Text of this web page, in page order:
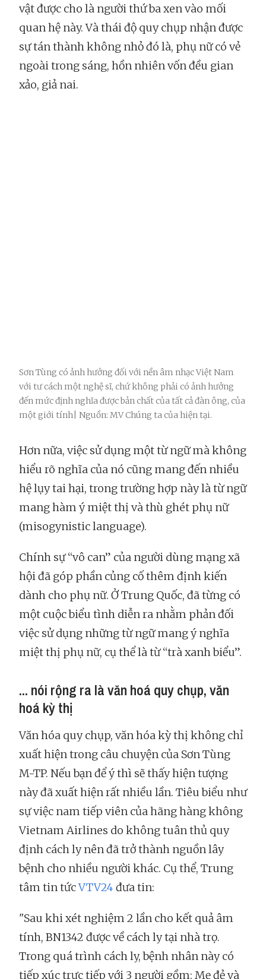
vật được cho là người thứ ba xen vào mối
quan hệ này. Và thái độ quy chụp nhận được
sự tán thành không nhỏ đó là, phụ nữ có vẻ
ngoài trong sáng, hồn nhiên vốn đều gian
xảo, giả nai.
Sơn Tùng có ảnh hưởng đối với nền âm nhạc Việt Nam
với tư cách một nghệ sĩ, chứ không phải có ảnh hưởng
đến mức định nghĩa được bản chất của tất cả đàn ông, của
một giới tính| Nguồn: MV Chúng ta của hiện tại.
Hơn nữa, việc sử dụng một từ ngữ mà không
hiểu rõ nghĩa của nó cũng mang đến nhiều
hệ lụy tai hại, trong trường hợp này là từ ngữ
mang hàm ý miệt thị và thù ghét phụ nữ
(misogynistic language).
Chính sự “vô can” của người dùng mạng xã
hội đã góp phần củng cố thêm định kiến
dành cho phụ nữ. Ở Trung Quốc, đã từng có
một cuộc biểu tình diễn ra nhằm phản đối
việc sử dụng những từ ngữ mang ý nghĩa
miệt thị phụ nữ, cụ thể là từ “trà xanh biểu”.
... nói rộng ra là văn hoá quy chụp, văn
hoá kỳ thị
Văn hóa quy chụp, văn hóa kỳ thị không chỉ
xuất hiện trong câu chuyện của Sơn Tùng
M-TP. Nếu bạn để ý thì sẽ thấy hiện tượng
này đã xuất hiện rất nhiều lần. Tiêu biểu như
sự việc nam tiếp viên của hãng hàng không
Vietnam Airlines do không tuân thủ quy
định cách ly nên đã trở thành nguồn lây
bệnh cho nhiều người khác. Cụ thể, Trung
tâm tin tứcVTV24đưa tin:
"Sau khi xét nghiệm 2 lần cho kết quả âm
tính, BN1342 được về cách ly tại nhà trọ.
Trong quá trình cách ly, bệnh nhân này có
tiếp xúc trực tiếp với 3 người gồm: Mẹ đẻ và